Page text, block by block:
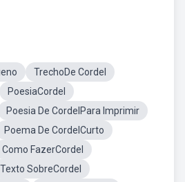
TrechoDe Cordel
PoesiaCordel
Poesia De CordelPara Imprimir
Poema De CordelCurto
Como FazerCordel
Texto SobreCordel